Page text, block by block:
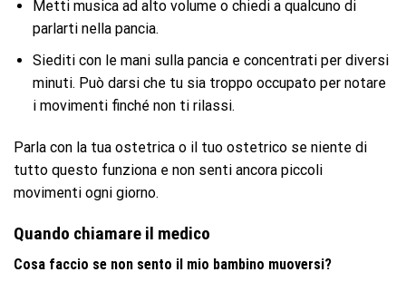
Metti musica ad alto volume o chiedi a qualcuno di
parlarti nella pancia.
Siediti con le mani sulla pancia e concentrati per diversi
minuti. Può darsi che tu sia troppo occupato per notare
i movimenti finché non ti rilassi.
Parla con la tua ostetrica o il tuo ostetrico se niente di
tutto questo funziona e non senti ancora piccoli
movimenti ogni giorno.
Quando chiamare il medico
Cosa faccio se non sento il mio bambino muoversi?